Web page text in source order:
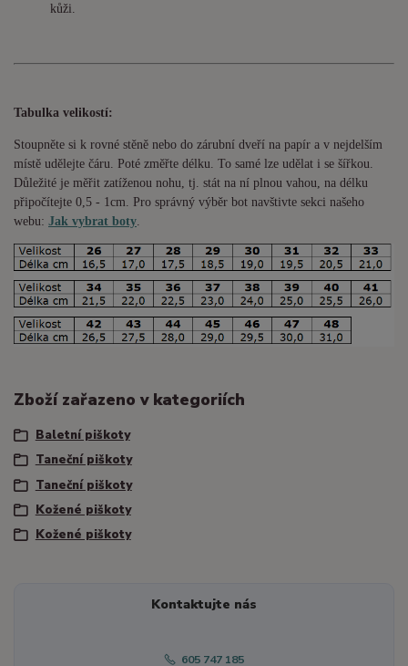
kůži.
Tabulka velikostí:
Stoupněte si k rovné stěně nebo do zárubní dveří na papír a v nejdelším
místě udělejte čáru. Poté změřte délku. To samé lze udělat i se šířkou.
Důležité je měřit zatíženou nohu, tj. stát na ní plnou vahou, na délku
připočítejte 0,5 - 1cm . Pro správný výběr bot navštivte sekci našeho
webu: Jak vybrat boty
Zboží zařazeno v kategoriích
Baletní piškoty
Taneční piškoty
Taneční piškoty
Kožené piškoty
Kožené piškoty
Kontaktujte nás
605 747 185